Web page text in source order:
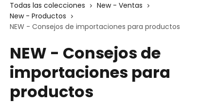
Todas las colecciones
New - Ventas
New - Productos
NEW - Consejos de importaciones para productos
NEW - Consejos de
importaciones para
productos